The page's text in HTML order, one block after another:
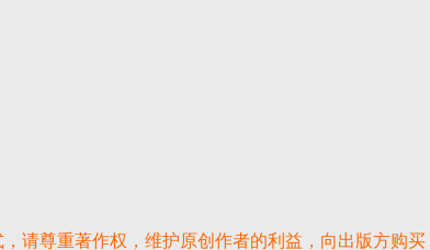
请尊重著作权，维护原创作者的利益，向出版方购买